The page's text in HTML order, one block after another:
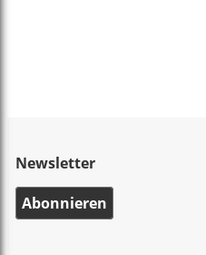
Newsletter
Abonnieren